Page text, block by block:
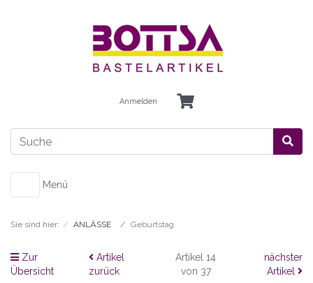
Anmelden
Menü
Sie sind hier: ANLÄSSE Geburtstag
Zur
Übersicht
Artikel
zurück
Artikel 14
von 37
nächster
Artikel